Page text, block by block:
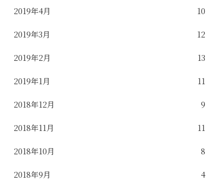
2019年4月 10
2019年3月 12
2019年2月 13
2019年1月 11
2018年12月 9
2018年11月 11
2018年10月 8
2018年9月 4